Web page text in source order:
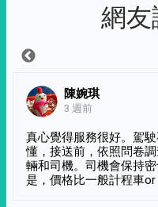
網
陳婉琪
3 週前
真心覺得服務很好。駕
懂，接送前，依照問卷
輛和司機。司機會保持
是，價格比一般計程車